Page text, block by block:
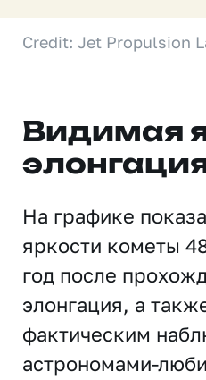
Credit: Jet Propulsion
Видимая
На графике
яркости кометы
год после
элонгация, а
фактическим
астрономами-